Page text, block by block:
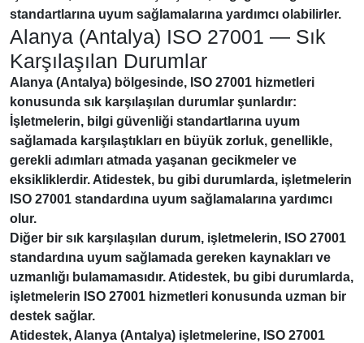
standartlarına uyum sağlamalarına yardımcı olabilirler.
Alanya (Antalya) ISO 27001 — Sık
Karşılaşılan Durumlar
Alanya (Antalya) bölgesinde, ISO 27001 hizmetleri
konusunda sık karşılaşılan durumlar şunlardır:
İşletmelerin, bilgi güvenliği standartlarına uyum
sağlamada karşılaştıkları en büyük zorluk, genellikle,
gerekli adımları atmada yaşanan gecikmeler ve
eksikliklerdir. Atidestek, bu gibi durumlarda, işletmelerin
ISO 27001 standardına uyum sağlamalarına yardımcı
olur.
Diğer bir sık karşılaşılan durum, işletmelerin, ISO 27001
standardına uyum sağlamada gereken kaynakları ve
uzmanlığı bulamamasıdır. Atidestek, bu gibi durumlarda,
işletmelerin ISO 27001 hizmetleri konusunda uzman bir
destek sağlar.
Atidestek, Alanya (Antalya) işletmelerine, ISO 27001